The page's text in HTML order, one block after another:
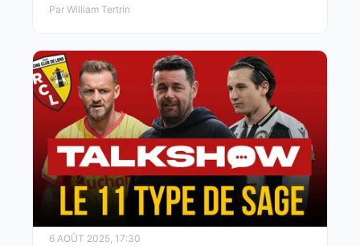
Par William Tertrin
6 AOÛT 2025, 17:30